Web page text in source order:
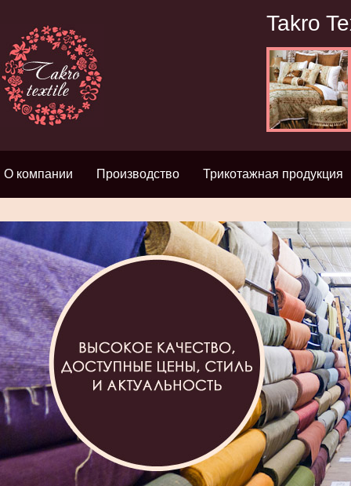
Takro
О компании Производство Трикотажная продукция